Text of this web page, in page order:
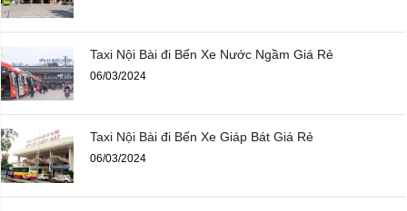
Taxi Nội Bài đi Bến Xe Nước Ngầm Giá Rẻ
06/03/2024
Taxi Nội Bài đi Bến Xe Giáp Bát Giá Rẻ
06/03/2024